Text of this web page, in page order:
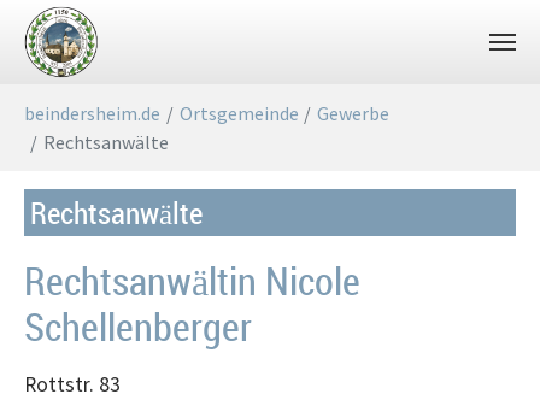
beindersheim.de Ortsgemeinde
Gewerbe
Rechtsanwälte
Rechtsanwälte
Rechtsanwältin Nicole
Schellenberger
Rottstr. 83